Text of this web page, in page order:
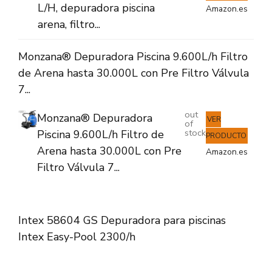
L/H, depuradora piscina
arena, filtro...
Amazon.es
Monzana® Depuradora Piscina 9.600L/h Filtro
de Arena hasta 30.000L con Pre Filtro Válvula
7...
Monzana® Depuradora
Piscina 9.600L/h Filtro de
Arena hasta 30.000L con Pre
Filtro Válvula 7...
out
of
stock
VER
PRODUCTO
Amazon.es
Intex 58604 GS Depuradora para piscinas
Intex Easy-Pool 2300/h